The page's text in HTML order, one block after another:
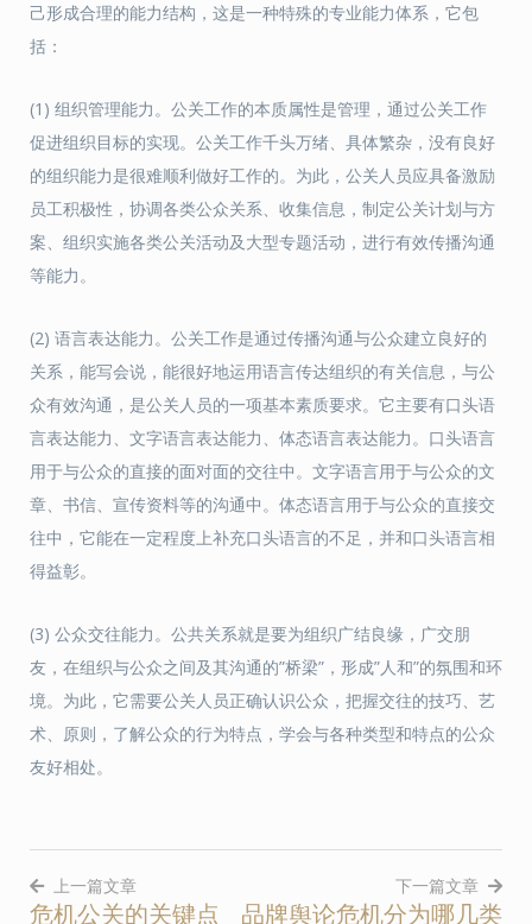
己形成合理的能力结构，这是一种特殊的专业能力体系，它包
括：
(1) 组织管理能力。公关工作的本质属性是管理，通过公关工作
促进组织目标的实现。公关工作千头万绪、具体繁杂，没有良好
的组织能力是很难顺利做好工作的。为此，公关人员应具备激励
员工积极性，协调各类公众关系、收集信息，制定公关计划与方
案、组织实施各类公关活动及大型专题活动，进行有效传播沟通
等能力。
(2) 语言表达能力。公关工作是通过传播沟通与公众建立良好的
关系，能写会说，能很好地运用语言传达组织的有关信息，与公
众有效沟通，是公关人员的一项基本素质要求。它主要有口头语
言表达能力、文字语言表达能力、体态语言表达能力。口头语言
用于与公众的直接的面对面的交往中。文字语言用于与公众的文
章、书信、宣传资料等的沟通中。体态语言用于与公众的直接交
往中，它能在一定程度上补充口头语言的不足，并和口头语言相
得益彰。
(3) 公众交往能力。公共关系就是要为组织广结良缘，广交朋
友，在组织与公众之间及其沟通的”桥梁”，形成”人和”的氛围和环
境。为此，它需要公关人员正确认识公众，把握交往的技巧、艺
术、原则，了解公众的行为特点，学会与各种类型和特点的公众
友好相处。
上一篇文章
危机公关的关键点
下一篇文章
品牌舆论危机分为哪几类